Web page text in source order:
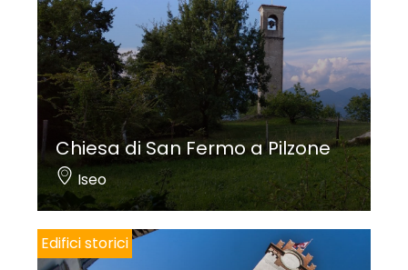
Chiesa di San Fermo a Pilzone
Iseo
Edifici storici